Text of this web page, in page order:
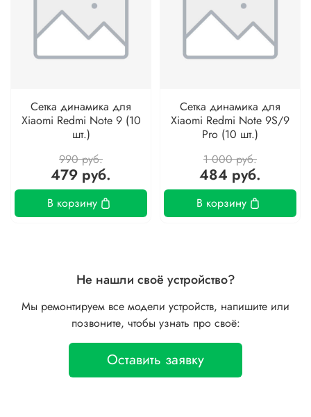
Сетка динамика для
Xiaomi Redmi Note 9 (10
шт.)
990 руб.
479 руб.
В корзину
Сетка динамика для
Xiaomi Redmi Note 9S/9
Pro (10 шт.)
1 000 руб.
484 руб.
В корзину
Не нашли своё устройство?
Мы ремонтируем все модели устройств, напишите или
позвоните, чтобы узнать про своё:
Оставить заявку